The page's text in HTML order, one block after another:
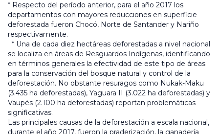
* Respecto del período anterior, para el año 2017 los
departamentos con mayores reducciones en superficie
deforestada fueron Chocó, Norte de Santander y Nariño
respectivamente.
* Una de cada diez hectáreas deforestadas a nivel nacional
se localiza en áreas de Resguardos Indígenas, identificando
en términos generales la efectividad de este tipo de áreas
para la conservación del bosque natural y control de la
deforestación. No obstante resuragos como Nukak-Maku
(3.435 ha deforestadas), Yaguara II (3.022 ha deforestadas) y
Vaupés (2.100 ha deforestadas) reportan problemáticas
significativas.
Las principales causas de la deforestación a escala nacional,
durante el año 2017, fueron la praderización, la ganadería